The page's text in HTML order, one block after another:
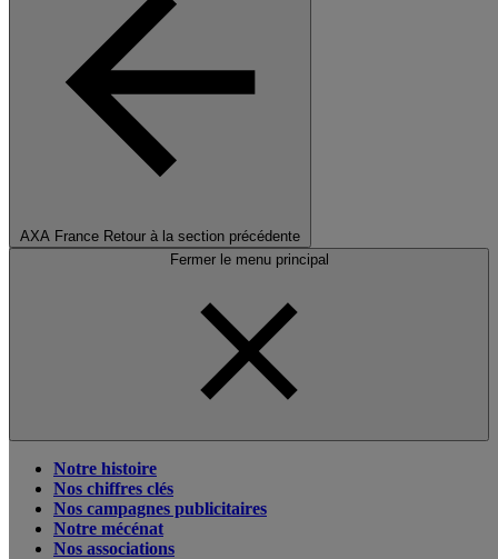
AXA France Retour à la section précédente
Fermer le menu principal
Notre histoire
Nos chiffres clés
Nos campagnes publicitaires
Notre mécénat
Nos associations